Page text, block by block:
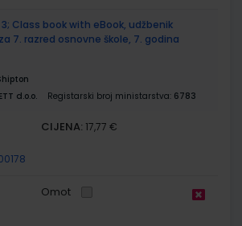
3; Class book with eBook, udžbenik
7. razred osnovne škole, 7. godina
d.o.o. Registarski broj ministarstva: 6783
CIJENA: 17,77 €
Omot